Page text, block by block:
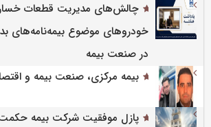
چالش‌های مدیریت قطعات
خودروهای موضوع بیمه‌نامه‌های
در صنعت بیمه
بیمه مرکزی، صنعت بیمه و